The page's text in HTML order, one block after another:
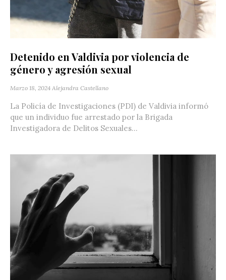
Detenido en Valdivia por violencia de
género y agresión sexual
Marzo 18, 2024 Alejandra Castellano
La Policía de Investigaciones (PDI) de Valdivia informó
que un individuo fue arrestado por la Brigada
Investigadora de Delitos Sexuales...